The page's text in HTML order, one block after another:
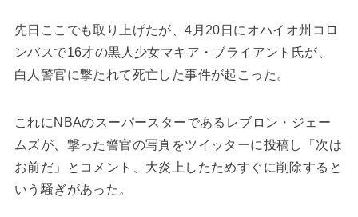
先日ここでも取り上げたが、4月20日にオハイオ州コロ
ンバスで16才の黒人少女マキア・ブライアント氏が、
白人警官に撃たれて死亡した事件が起こった。
これにNBAのスーパースターであるレブロン・ジェー
ムズが、撃った警官の写真をツイッターに投稿し「次は
お前だ」とコメント、大炎上したためすぐに削除すると
いう騒ぎがあった。